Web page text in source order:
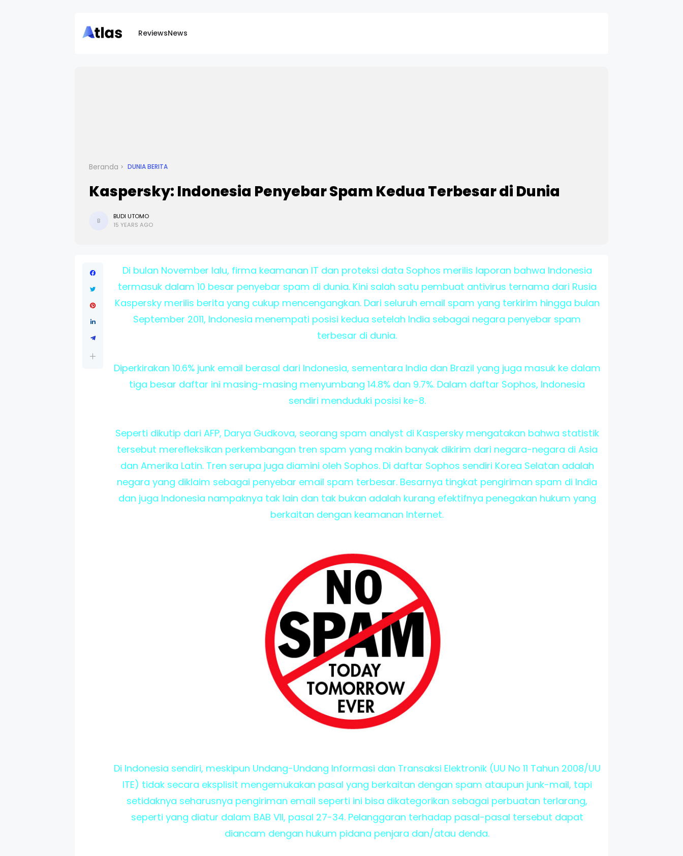
ReviewsNews
Beranda DUNIA BERITA
Kaspersky: Indonesia Penyebar Spam Kedua Terbesar di Dunia
B
BUDI UTOMO
15 YEARS AGO
Di bulan November lalu, firma keamanan IT dan proteksi data Sophos merilis laporan bahwa Indonesia
termasuk dalam 10 besar penyebar spam di dunia. Kini salah satu pembuat antivirus ternama dari Rusia
Kaspersky merilis berita yang cukup mencengangkan. Dari seluruh email spam yang terkirim hingga bulan
September 2011, Indonesia menempati posisi kedua setelah India sebagai negara penyebar spam
terbesar di dunia.
Diperkirakan 10.6% junk email berasal dari Indonesia, sementara India dan Brazil yang juga masuk ke dalam
tiga besar daftar ini masing-masing menyumbang 14.8% dan 9.7%. Dalam daftar Sophos, Indonesia
sendiri menduduki posisi ke-8.
Seperti dikutip dari AFP, Darya Gudkova, seorang spam analyst di Kaspersky mengatakan bahwa statistik
tersebut merefleksikan perkembangan tren spam yang makin banyak dikirim dari negara-negara di Asia
dan Amerika Latin. Tren serupa juga diamini oleh Sophos. Di daftar Sophos sendiri Korea Selatan adalah
negara yang diklaim sebagai penyebar email spam terbesar. Besarnya tingkat pengiriman spam di India
dan juga Indonesia nampaknya tak lain dan tak bukan adalah kurang efektifnya penegakan hukum yang
berkaitan dengan keamanan Internet.
Di Indonesia sendiri, meskipun Undang-Undang Informasi dan Transaksi Elektronik (UU No 11 Tahun 2008/UU
ITE) tidak secara eksplisit mengemukakan pasal yang berkaitan dengan spam ataupun junk-mail, tapi
setidaknya seharusnya pengiriman email seperti ini bisa dikategorikan sebagai perbuatan terlarang,
seperti yang diatur dalam BAB VII, pasal 27-34. Pelanggaran terhadap pasal-pasal tersebut dapat
diancam dengan hukum pidana penjara dan/atau denda.